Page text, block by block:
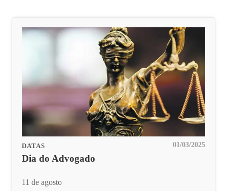
DATAS 01/03/2025
Dia do Advogado
11 de agosto